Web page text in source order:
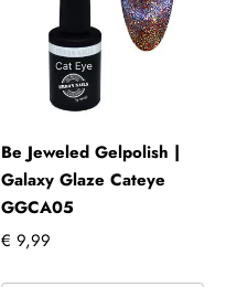
Be Jeweled Gelpolish |
Galaxy Glaze Cateye
GGCA05
€ 9,99